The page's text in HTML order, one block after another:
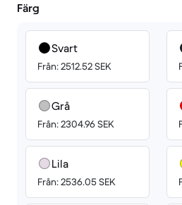
Färg
Svart
Från: 2512.52 SEK
Grå
Från: 2304.96 SEK
Lila
Från: 2536.05 SEK